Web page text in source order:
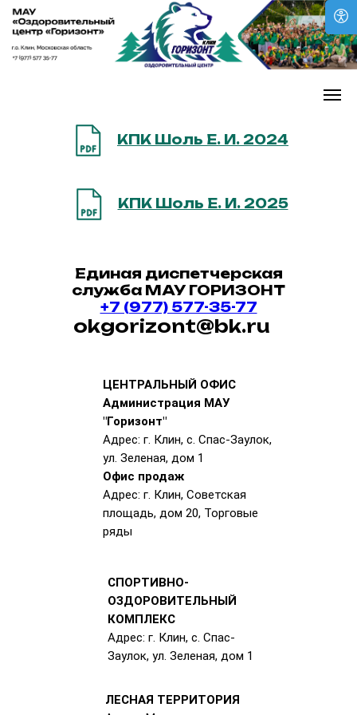
КПК Шоль Е. И. 2024
КПК Шоль Е. И. 2025
okgorizont@bk.ru
ЦЕНТРАЛЬНЫЙ ОФИС
Администрация МАУ
"Горизонт"
Адрес: г. Клин, с. Спас-Заулок,
ул. Зеленая, дом 1
Офис продаж
Адрес: г. Клин, Советская
площадь, дом 20, Торговые
ряды
СПОРТИВНО-
ОЗДОРОВИТЕЛЬНЫЙ
КОМПЛЕКС
Адрес: г. Клин, с. Спас-
Заулок, ул. Зеленая, дом 1
ЛЕСНАЯ ТЕРРИТОРИЯ
Единая диспетчерская
служба МАУ ГОРИЗОНТ
+7 (977) 577-35-77